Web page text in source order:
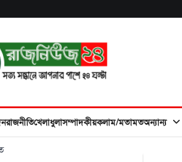
রাজনীতিখেলাধুলাসম্পাদকীয়কলাম/মতামতঅন্যান্য